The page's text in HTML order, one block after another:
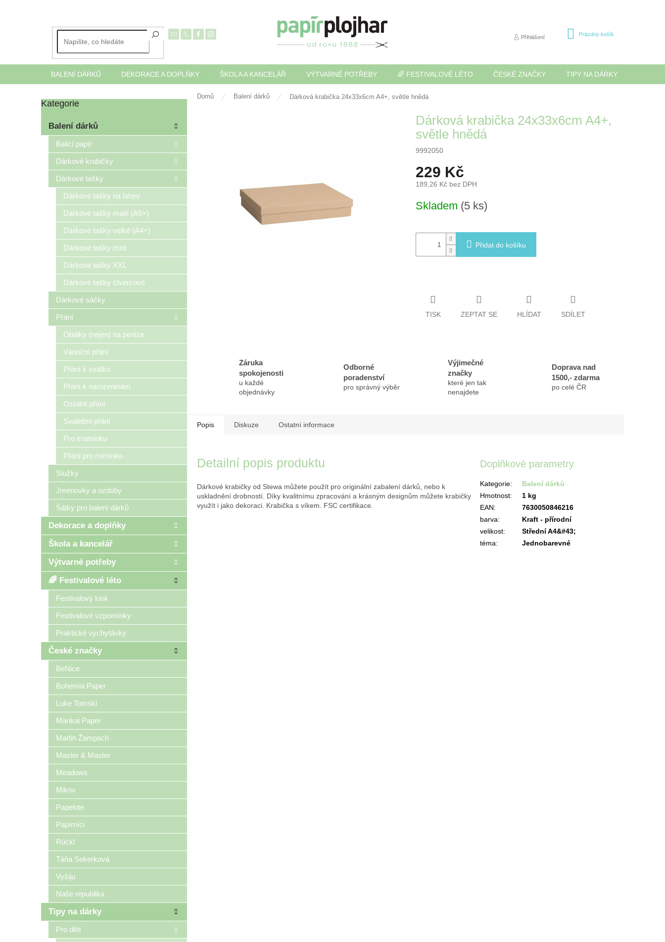
Přihlášení
NÁKUPNÍ
Prázdný košík
BALENÍ DÁRKŮ DEKORACE A DOPLŇKY ŠKOLA A KANCELÁŘ VÝTVARNÉ POTŘEBY 🌈 FESTIVALOVÉ LÉTO ČESKÉ ZNAČKY TIPY NA DÁRKY
Domů Balení dárků Dárková krabička 24x33x6cm A4+, světle hnědá
P
Přeskočit
Kategorie
Balení dárků
Balicí papír
Dárkové krabičky
Dárkové tašky
Dárkové tašky na lahev
Dárkové tašky malé (A5+)
Dárkové tašky velké (A4+)
Dárkové tašky mini
Dárkové tašky XXL
Dárkové tašky čtvercové
Dárkové sáčky
Přání
Obálky (nejen) na peníze
Vánoční přání
Přání k svátku
Přání k narozeninám
Ostatní přání
Svatební přání
Pro maminku
Přání pro miminko
Stužky
Jmenovky a ozdoby
Šátky pro balení dárků
Dekorace a doplňky
Škola a kancelář
Výtvarné potřeby
🌈 Festivalové léto
Festivalový look
Festivalové vzpomínky
Praktické vychytávky
České značky
BeNice
Bohemia Paper
Luke Tomski
Mankai Paper
Martin Žampach
Master & Master
Meadows
Mikov
Papelote
Papírníci
Rückl
Táňa Sekerková
Vyšiju
Naše republika
Tipy na dárky
Pro děti
Dárková krabička 24x33x6cm A4+,
světle hnědá
9992050
229 Kč
189,26 Kč bez DPH
cena:
Skladem (5 ks)
Přidat do košíku
TISK ZEPTAT SE HLÍDAT SDÍLET
Záruka
spokojenosti
u každé
objednávky
Odborné
poradenství
pro správný výběr
Výjimečné
značky
které jen tak
nenajdete
Doprava nad
1500,- zdarma
po celé ČR
Popis Diskuze Ostatní informace
Detailní popis produktu
Dárkové krabičky od Stewa můžete použít pro originální zabalení dárků, nebo k
uskladnění drobností. Díky kvalitnímu zpracování a krásným designům můžete krabičky
využít i jako dekoraci. Krabička s víkem. FSC certifikace.
Doplňkové parametry
Kategorie:
Balení dárků
Hmotnost:
1 kg
EAN:
7630050846216
barva:
Kraft - přírodní
velikost:
Střední A4&#43;
téma: Jednobarevné